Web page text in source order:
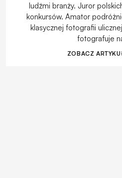
ludźmi branży. Juror
konkursów. Amator
klasycznej fotografii
fotografuje
ZOBACZ